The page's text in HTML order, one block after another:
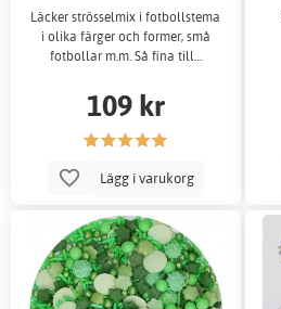
Läcker strösselmix i fotbollstema
i olika färger och former, små
fotbollar m.m. Så fina till…
109 kr
Lägg i varukorg